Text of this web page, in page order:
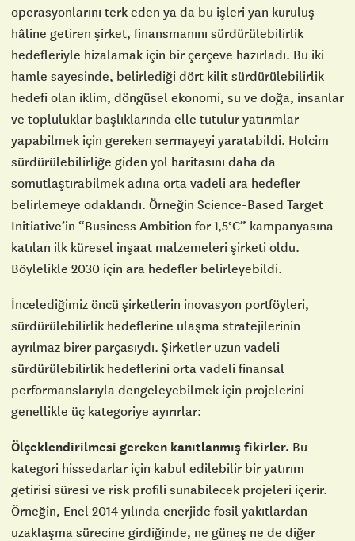
operasyonlarını terk eden ya da bu işleri yan kuruluş
hâline getiren şirket, finansmanını sürdürülebilirlik
hedefleriyle hizalamak için bir çerçeve hazırladı. Bu iki
hamle sayesinde, belirlediği dört kilit sürdürülebilirlik
hedefi olan iklim, döngüsel ekonomi, su ve doğa, insanlar
ve topluluklar başlıklarında elle tutulur yatırımlar
yapabilmek için gereken sermayeyi yaratabildi. Holcim
sürdürülebilirliğe giden yol haritasını daha da
somutlaştırabilmek adına orta vadeli ara hedefler
belirlemeye odaklandı. Örneğin Science-Based Target
Initiative’in “Business Ambition for 1,5°C” kampanyasına
katılan ilk küresel inşaat malzemeleri şirketi oldu.
Böylelikle 2030 için ara hedefler belirleyebildi.
İncelediğimiz öncü şirketlerin inovasyon portföyleri,
sürdürülebilirlik hedeflerine ulaşma stratejilerinin
ayrılmaz birer parçasıydı. Şirketler uzun vadeli
sürdürülebilirlik hedeflerini orta vadeli finansal
performanslarıyla dengeleyebilmek için projelerini
genellikle üç kategoriye ayırırlar:
Ölçeklendirilmesi gereken kanıtlanmış fikirler. Bu
kategori hissedarlar için kabul edilebilir bir yatırım
getirisi süresi ve risk profili sunabilecek projeleri içerir.
Örneğin, Enel 2014 yılında enerjide fosil yakıtlardan
uzaklaşma sürecine girdiğinde, ne güneş ne de diğer